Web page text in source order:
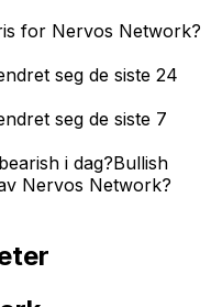
for Nervos Network?
seg de siste 24
seg de siste 7
i dag?Bullish
Nervos Network?